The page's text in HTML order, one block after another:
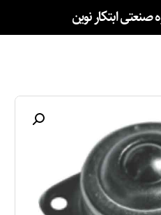
صنعتی ابتکار نوین